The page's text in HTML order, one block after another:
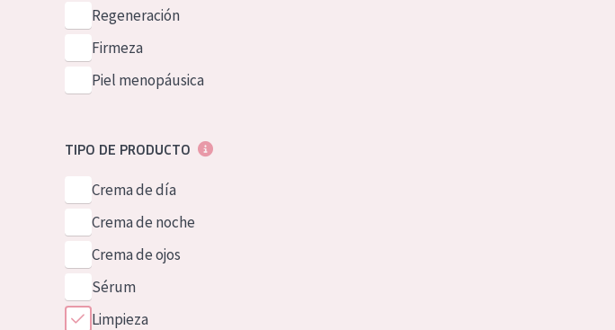
German
Spanish
Greek
Regeneración
Firmeza
Piel menopáusica
TIPO DE PRODUCTO
Crema de día
Crema de noche
Crema de ojos
Sérum
Limpieza